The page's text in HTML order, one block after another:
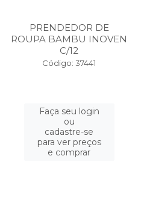
PRENDEDOR DE
ROUPA BAMBU INOVEN
C/12
Código: 37441
Faça seu login
ou
cadastre-se
para ver preços
e comprar